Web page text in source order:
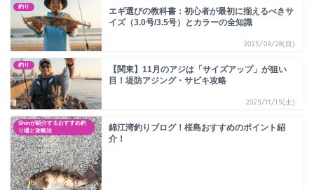
釣り
エギ選びの教科書：初心者が最初に揃えるべきサ
イズ（3.0号/3.5号）とカラーの全知識
2025/09/28(日)
釣り
【関東】11月のアジは「サイズアップ」が狙い
目！堤防アジング・サビキ攻略
2025/11/15(土)
Shinが紹介するおすすめ釣
り場と攻略法
錦江湾釣りブログ！桜島おすすめのポイント紹
介！